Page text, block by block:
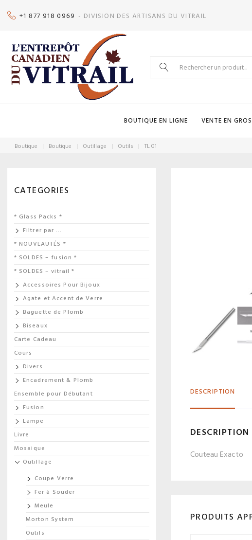
+1 877 918 0969 - DIVISION DES ARTISANS DU VITRAIL
Search
BOUTIQUE EN LIGNE VENTE EN GROS
Boutique | Boutique | Outillage | Outils | TL 01
DESCRIPTION
DESCRIPTION
Couteau Exacto
PRODUITS
CATEGORIES
* Glass Packs *
Filtrer par …
* NOUVEAUTÉS *
* SOLDES – fusion *
* SOLDES – vitrail *
Accessoires Pour Bijoux
Agate et Accent de Verre
Baguette de Plomb
Biseaux
Carte Cadeau
Cours
Divers
Encadrement & Plomb
Ensemble pour Débutant
Fusion
Lampe
Livre
Mosaique
Outillage
Coupe Verre
Fer à Souder
Meule
Morton System
Outils